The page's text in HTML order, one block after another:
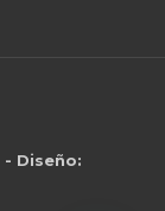
- Diseño: